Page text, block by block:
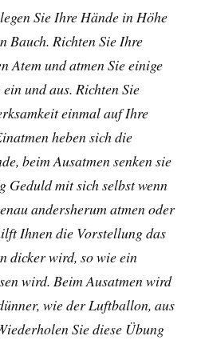
Sie Ihre Hände in Höhe
Bauch. Richten Sie Ihre
Atem und atmen Sie einige
und aus. Richten Sie
einmal auf Ihre
heben sich die
beim Ausatmen senken sie
Geduld mit sich selbst wenn
andersherum atmen oder
Ihnen die Vorstellung das
dicker wird, so wie ein
wird. Beim Ausatmen wird
wie der Luftballon, aus
Sie diese Übung